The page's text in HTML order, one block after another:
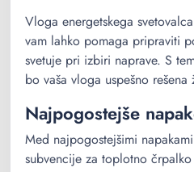
Vloga energetskega
vam lahko pomaga pripraviti
svetuje pri izbiri naprave. S
bo vaša vloga uspešno rešena
Najpogostejše
Med najpogostejšimi
subvencije za toplotno